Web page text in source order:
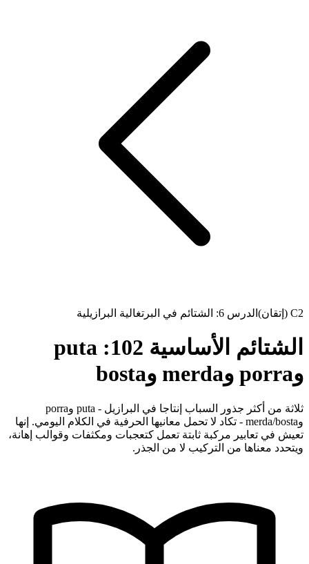
C2 (إتقان) الدرس 6: الشتائم في البرتغالية البرازيلية
الشتائم الأساسية 102: puta
وporra وmerda وbosta
ثلاثة من أكثر جذور السباب إنتاجا في البرازيل - puta وporra
وmerda/bosta - تكاد لا تحمل معانيها الحرفية في الكلام اليومي. إنها
تعيش في تعابير مركبة ثابتة تعمل كتعجبات ومكثفات وقوالب إهانة،
ويتحدد معناها من التركيب لا من الجذر.